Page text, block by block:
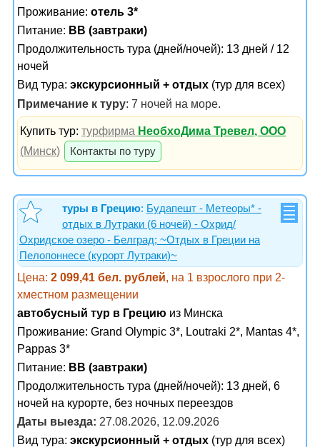
Проживание: отель 3*
Питание: BB (завтраки)
Продолжительность тура (дней/ночей): 13 дней / 12
ночей
Вид тура: экскурсионный + отдых (тур для всех)
Примечание к туру: 7 ночей на море.
Купить тур:турфирма НеобхоДима Тревел, ООО
(Минск)
Контакты по туру
туры в Грецию: Будапешт - Метеоры* -
отдых в Лутраки (6 ночей) - Охрид/
Охридское озеро - Белград; ~Отдых в Греции на
Пелопоннесе (курорт Лутраки)~
Цена: 2 099,41 бел. рублей, на 1 взрослого при 2-
хместном размещении
автобусный тур в Грецию из Минска
Проживание: Grand Olympic 3*, Loutraki 2*, Mantas 4*,
Pappas 3*
Питание: BB (завтраки)
Продолжительность тура (дней/ночей): 13 дней, 6
ночей на курорте, без ночных переездов
Даты выезда: 27.08.2026, 12.09.2026
Вид тура: экскурсионный + отдых (тур для всех)